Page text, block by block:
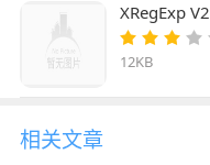
XRegExp
12KB
相关文章